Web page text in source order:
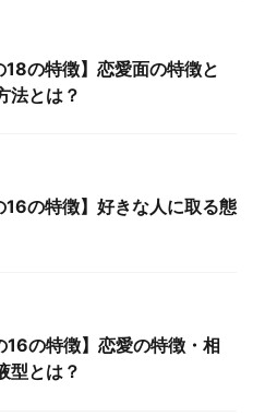
18の特徴】恋愛面の特徴と
法とは？
16の特徴】好きな人に取る態
16の特徴】恋愛の特徴・相
型とは？